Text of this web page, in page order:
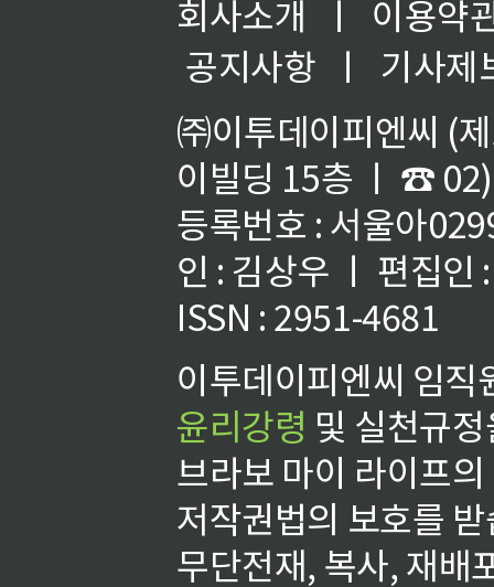
회사소개 ㅣ
이용약
공지사항
ㅣ
기사제
㈜이투데이피엔씨 (
이빌딩 15층 ㅣ ☎
등록번호 : 서울아
인 : 김상우 ㅣ 편집인
ISSN : 2951-4681
이투데이피엔씨 임
윤리강령 및 실천규
브라보 마이 라이프
저작권법의 보호를
무단전재, 복사, 재배